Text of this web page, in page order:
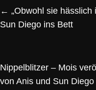
← „Obwohl sie hässlich
Sun Diego ins Bett
Nippelblitzer – Mois
von Anis und Sun